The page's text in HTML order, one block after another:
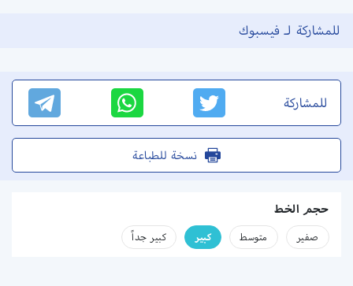
للمشاركة لـ فيسبوك
للمشاركة
نسخة للطباعة
حجم الخط
صفير متوسط كبير كبير جداً